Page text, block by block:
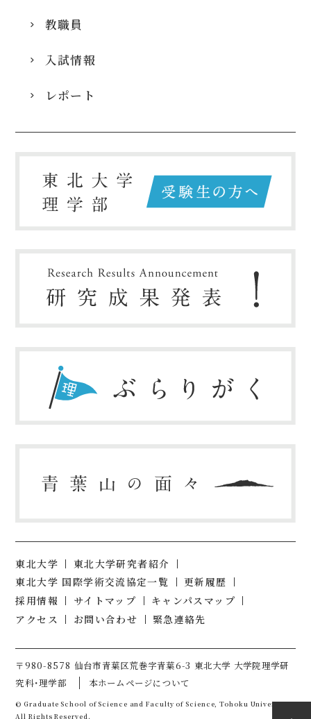
教職員
入試情報
レポート
東北大学
東北大学研究者紹介
東北大学 国際学術交流協定一覧
更新履歴
採用情報
サイトマップ
キャンパスマップ
アクセス
お問い合わせ 緊急連絡先
〒980-8578 仙台市青葉区荒巻字青葉6-3 東北大学 大学院理学研
究科・理学部
本ホームページについて
© Graduate School of Science and Faculty of Science, Tohoku University.
All Rights Reserved.